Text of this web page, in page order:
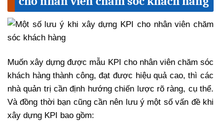
Muốn xây dựng được mẫu KPI cho nhân viên chăm sóc
khách hàng thành công, đạt được hiệu quả cao, thì các
nhà quản trị cần định hướng chiến lược rõ ràng, cụ thể.
Và đồng thời bạn cũng cần nên lưu ý một số vấn đề khi
xây dựng KPI bao gồm: